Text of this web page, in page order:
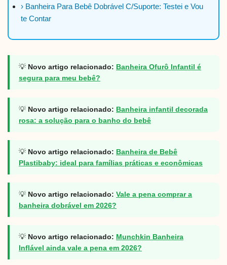
› Banheira Para Bebê Dobrável C/Suporte: Testei e Vou
te Contar
💡 Novo artigo relacionado: Banheira Ofurô Infantil é
segura para meu bebê?
💡 Novo artigo relacionado: Banheira infantil decorada
rosa: a solução para o banho do bebê
💡 Novo artigo relacionado: Banheira de Bebê
Plastibaby: ideal para famílias práticas e econômicas
💡 Novo artigo relacionado: Vale a pena comprar a
banheira dobrável em 2026?
💡 Novo artigo relacionado: Munchkin Banheira
Inflável ainda vale a pena em 2026?